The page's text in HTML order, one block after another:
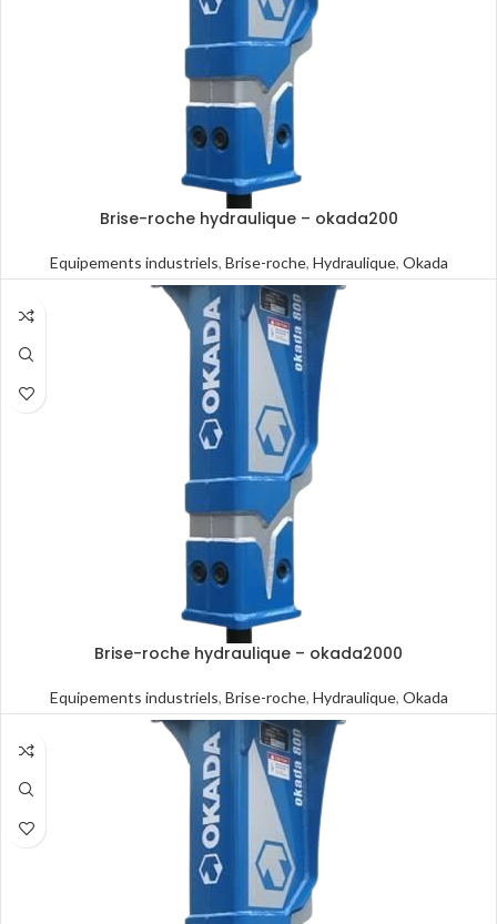
Brise-roche hydraulique – okada200
Equipements industriels, Brise-roche, Hydraulique, Okada
Brise-roche hydraulique – okada2000
Equipements industriels, Brise-roche, Hydraulique, Okada